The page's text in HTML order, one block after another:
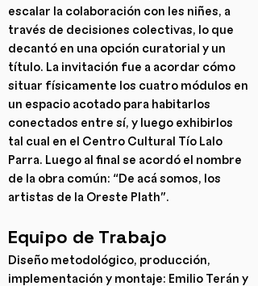
escalar la colaboración con les niñes, a
través de decisiones colectivas, lo que
decantó en una opción curatorial y un
título. La invitación fue a acordar cómo
situar físicamente los cuatro módulos en
un espacio acotado para habitarlos
conectados entre sí, y luego exhibirlos
tal cual en el Centro Cultural Tío Lalo
Parra. Luego al final se acordó el nombre
de la obra común: “De acá somos, los
artistas de la Oreste Plath”.
Equipo de Trabajo
Diseño metodológico, producción,
implementación y montaje: Emilio Terán y